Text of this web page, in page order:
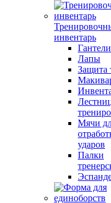
инвентарь
Гантели
Лапы
Защита
Мячи
ударов
Палки